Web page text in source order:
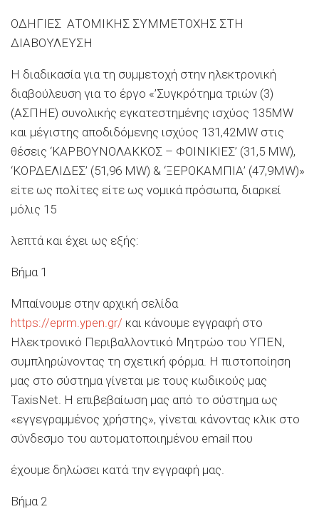
ΟΔΗΓΙΕΣ ΑΤΟΜΙΚΗΣ ΣΥΜΜΕΤΟΧΗΣ ΣΤΗ
ΔΙΑΒΟΥΛΕΥΣΗ
Η διαδικασία για τη συμμετοχή στην ηλεκτρονική
διαβούλευση για τo έργο «’Συγκρότημα τριών (3)
(ΑΣΠΗΕ) συνολικής εγκατεστημένης ισχύος 135MW
και μέγιστης αποδιδόμενης ισχύος 131,42MW στις
θέσεις ‘ΚΑΡΒΟΥΝΟΛΑΚΚΟΣ – ΦΟΙΝΙΚΙΕΣ’ (31,5 MW),
‘ΚΟΡΔΕΛΙΔΕΣ’ (51,96 MW) & ‘ΞΕΡΟΚΑΜΠΙΑ’ (47,9MW)»
είτε ως πολίτες είτε ως νομικά πρόσωπα, διαρκεί
μόλις 15
λεπτά και έχει ως εξής:
Βήμα 1
Μπαίνουμε στην αρχική σελίδα
https://eprm.ypen.gr/ και κάνουμε εγγραφή στο
Ηλεκτρονικό Περιβαλλοντικό Μητρώο του ΥΠΕΝ,
συμπληρώνοντας τη σχετική φόρμα. Η πιστοποίηση
μας στο σύστημα γίνεται με τους κωδικούς μας
TaxisNet. Η επιβεβαίωση μας από το σύστημα ως
«εγγεγραμμένος χρήστης», γίνεται κάνοντας κλικ στο
σύνδεσμο του αυτοματοποιημένου email που
έχουμε δηλώσει κατά την εγγραφή μας.
Βήμα 2